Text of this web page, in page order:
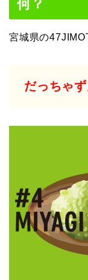
何？
宮城県の
だっちゃ